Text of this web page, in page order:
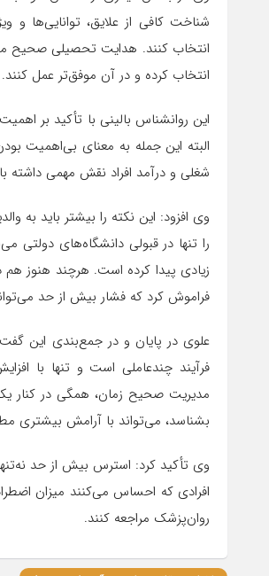
شناخت کافی از علایق، توانایی‌ها
انتخاب کنند. هدایت تحصیلی صحیح
انتخاب کرده و در آن موفق‌تر عمل کنند.
این روانشناس بالینی با تأکید بر
البته این جمله به معنای بی‌اهمیت
شغلی و درآمد افراد نقش مهمی داشته
وی افزود: این نکته را بیشتر باید به
را تنها در قبولی دانشگاه‌های
زیادی پیدا کرده است. هرچند هنوز
فراموش کرد که فشار بیش از حد
علوی در پایان و در جمع‌بندی این
فرآیند چندعاملی است و تنها با
مدیریت صحیح زمان، همگی در کنار
بشناسد، می‌تواند با آرامش بیشتری
وی تأکید کرد: استرس بیش از حد
افرادی که احساس می‌کنند میزان
روان‌پزشک مراجعه کنند.